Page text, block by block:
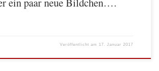
Veröffentlicht am 17. Januar 2017